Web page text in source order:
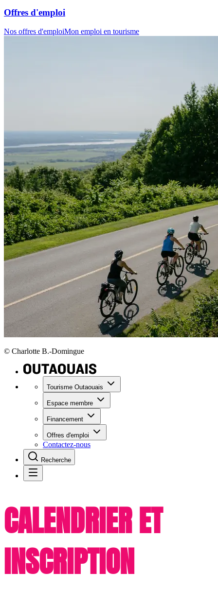
Offres d'emploi
Nos offres d'emploiMon emploi en tourisme
© Charlotte B.-Domingue
Tourisme Outaouais
Espace membre
Financement
Offres d'emploi
Contactez-nous
Recherche
CALENDRIER ET
INSCRIPTION